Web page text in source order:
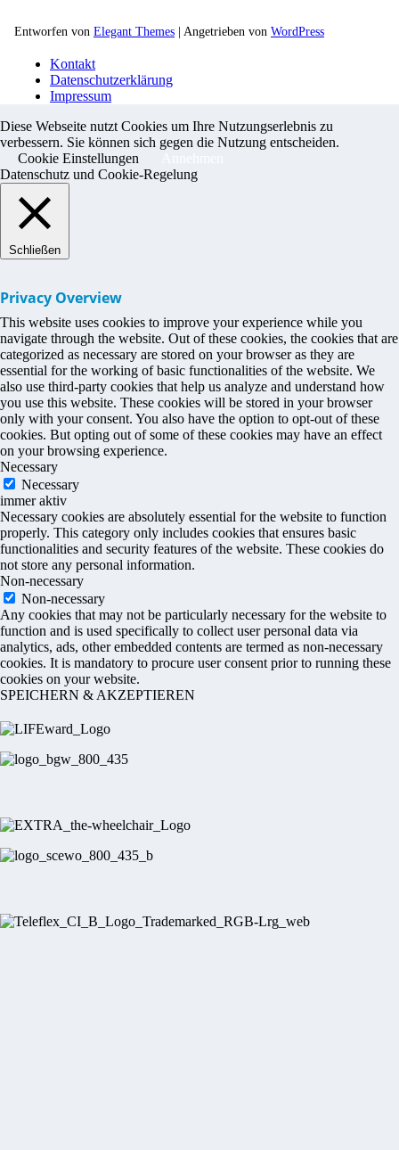
Entworfen von Elegant Themes | Angetrieben von WordPress
Kontakt
Datenschutzerklärung
Impressum
Diese Webseite nutzt Cookies um Ihre Nutzungserlebnis zu
verbessern. Sie können sich gegen die Nutzung entscheiden.
Cookie Einstellungen
Datenschutz und Cookie-Regelung
Schließen
Privacy Overview
This website uses cookies to improve your experience while you
navigate through the website. Out of these cookies, the cookies that are
categorized as necessary are stored on your browser as they are
essential for the working of basic functionalities of the website. We
also use third-party cookies that help us analyze and understand how
you use this website. These cookies will be stored in your browser
only with your consent. You also have the option to opt-out of these
cookies. But opting out of some of these cookies may have an effect
on your browsing experience.
Necessary
Necessary
immer aktiv
Necessary cookies are absolutely essential for the website to function
properly. This category only includes cookies that ensures basic
functionalities and security features of the website. These cookies do
not store any personal information.
Non-necessary
Non-necessary
Any cookies that may not be particularly necessary for the website to
function and is used specifically to collect user personal data via
analytics, ads, other embedded contents are termed as non-necessary
cookies. It is mandatory to procure user consent prior to running these
cookies on your website.
SPEICHERN & AKZEPTIEREN